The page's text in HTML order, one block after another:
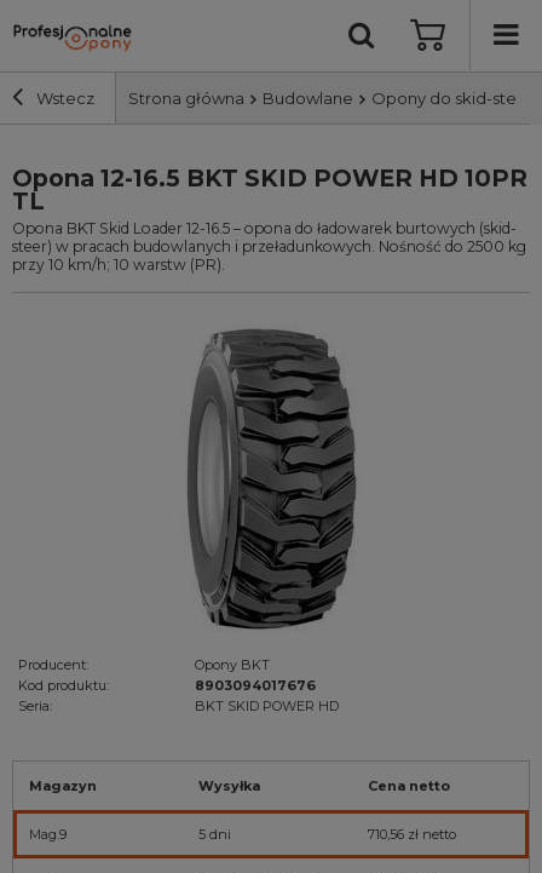
Wstecz Strona główna Budowlane Opony do skid-steer
Szerokość i profil
Średnica
Wyszukaj
Opona 12-16.5 BKT SKID POWER HD 10PR
TL
Opona BKT Skid Loader 12-16.5 – opona do ładowarek burtowych (skid-
steer) w pracach budowlanych i przeładunkowych. Nośność do 2500 kg
przy 10 km/h; 10 warstw (PR).
Producent:
Opony BKT
Kod produktu:
8903094017676
Seria:
BKT SKID POWER HD
Magazyn Wysyłka Cena netto
Mag.9 5 dni 710,56 złnetto